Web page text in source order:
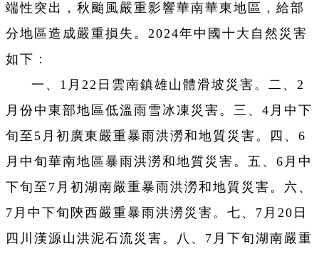
端性突出，秋颱風嚴重影響華南華東地區，給部
分地區造成嚴重損失。2024年中國十大自然災害
如下：
一、1月22日雲南鎮雄山體滑坡災害。二、2
月份中東部地區低溫雨雪冰凍災害。三、4月中下
旬至5月初廣東嚴重暴雨洪澇和地質災害。四、6
月中旬華南地區暴雨洪澇和地質災害。五、6月中
下旬至7月初湖南嚴重暴雨洪澇和地質災害。六、
7月中下旬陝西嚴重暴雨洪澇災害。七、7月20日
四川漢源山洪泥石流災害。八、7月下旬湖南嚴重